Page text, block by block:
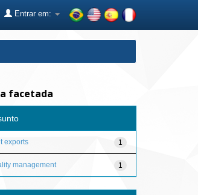
Entrar em:
facetada
1
exports
1
management